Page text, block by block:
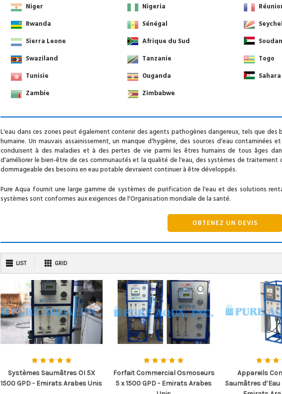
Niger
Nigeria
Rwanda
Sénégal
Sierra Leone
Afrique du Sud
Soudan
Swaziland
Tanzanie
Togo
Tunisie
Ouganda
Zambie
Zimbabwe
L'eau dans ces zones peut également contenir des agents pathogènes dangereux, tels que
humaine. Un mauvais assainissement, un manque d'hygiène, des sources d'eau
conduisent à des maladies et à des pertes de vie parmi les êtres humains de tous âges
d'améliorer le bien-être de ces communautés et la qualité de l'eau, des systèmes de
dommageable des besoins en eau potable devraient continuer à être développés.
Pure Aqua fournit une large gamme de systèmes de purification de l'eau et des solutions
systèmes sont conformes aux exigences de l'Organisation mondiale de la santé.
OBTENEZ UN DEVIS
LIST GRID
Systèmes Saumâtres OI 5X
1500 GPD - Emirats Arabes Unis
Forfait Commercial Osmoseurs
5 x 1500 GPD - Emirats Arabes
Appareils
Saumâtres